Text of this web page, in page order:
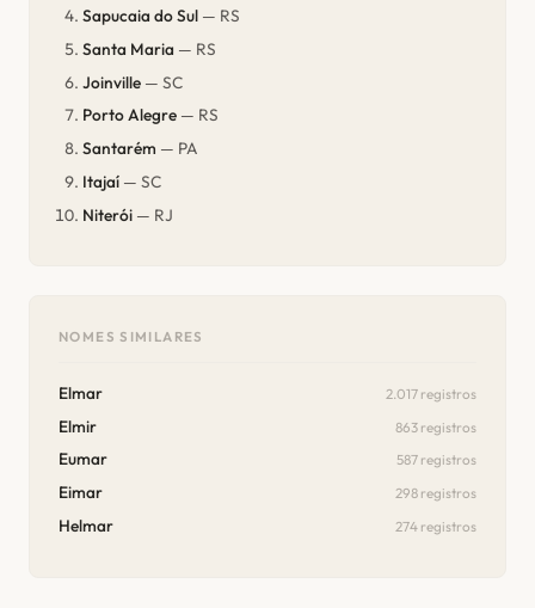
Sapucaia do Sul — RS
Santa Maria — RS
Joinville — SC
Porto Alegre — RS
Santarém — PA
Itajaí — SC
Niterói — RJ
NOMES SIMILARES
Elmar 2.017 registros
Elmir 863 registros
Eumar 587 registros
Eimar 298 registros
Helmar 274 registros